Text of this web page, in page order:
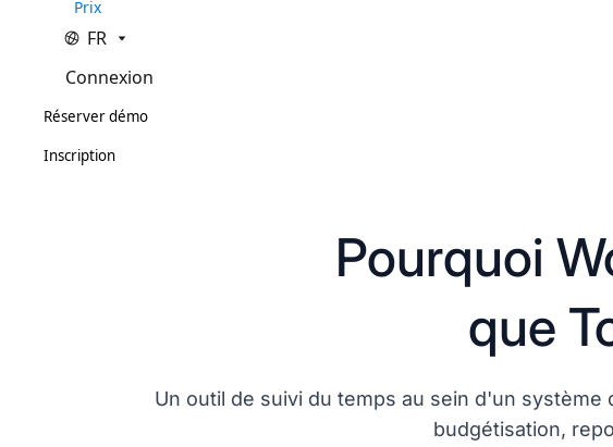
Prix
FR
Connexion
Réserver démo
Inscription
Pourquoi
que
Un outil de suivi du temps au sein d'un
budgétisation,